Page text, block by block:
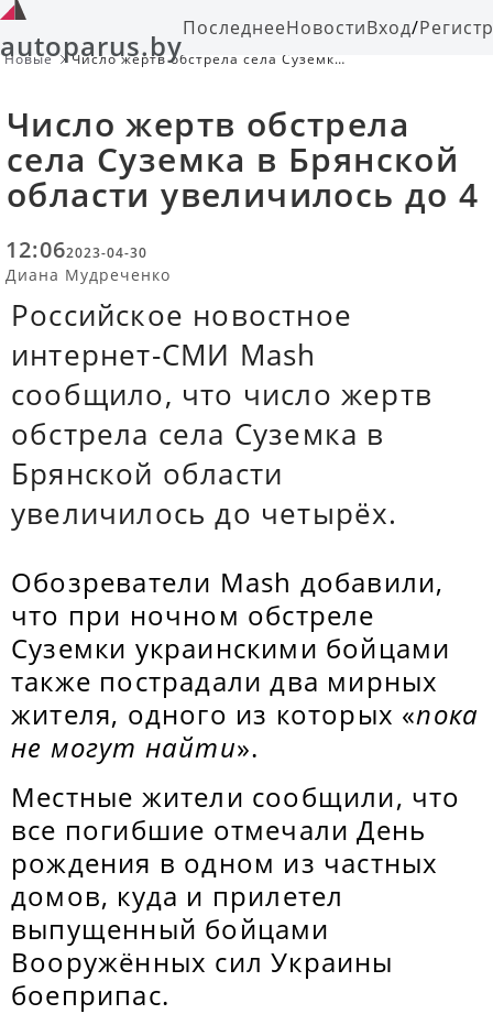
autoparus.byПоследнееНовостиВход/
Новые
Число жертв обстрела села Суземка
Число жертв обстрела
села Суземка в Брянской
области увеличилось до 4
12:062023-04-30
Диана Мудреченко
Российское новостное
интернет-СМИ Mash
сообщило, что число жертв
обстрела села Суземка в
Брянской области
увеличилось до четырёх.
Обозреватели Mash добавили,
что при ночном обстреле
Суземки украинскими бойцами
также пострадали два мирных
жителя, одного из которых «пока
не могут найти».
Местные жители сообщили, что
все погибшие отмечали День
рождения в одном из частных
домов, куда и прилетел
выпущенный бойцами
Вооружённых сил Украины
боеприпас.